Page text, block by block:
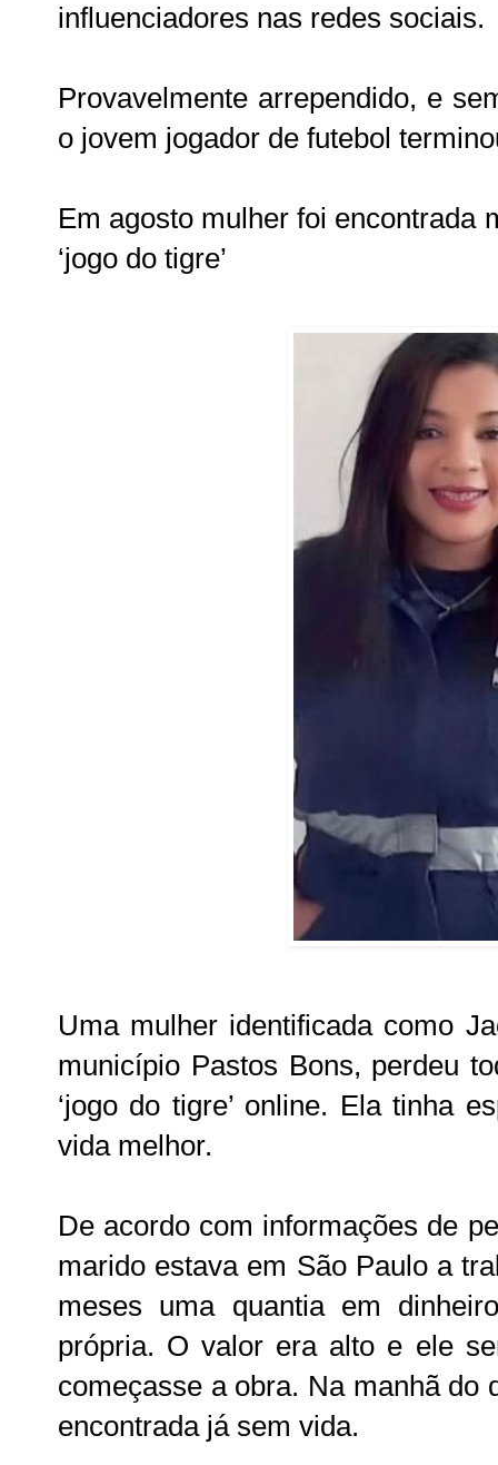
influenciadores nas redes sociais.
Provavelmente arrependido, e
o jovem jogador de futebol
Em agosto mulher foi encontrada
‘jogo do tigre’
Uma mulher identificada como
município Pastos Bons, perdeu
‘jogo do tigre’ online. Ela tinha
vida melhor.
De acordo com informações de
marido estava em São Paulo a
meses uma quantia em
própria. O valor era alto e ele
começasse a obra. Na manhã do
encontrada já sem vida.